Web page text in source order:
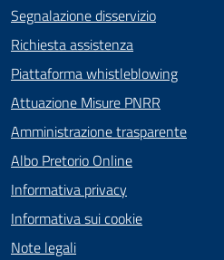
Segnalazione disservizio
Richiesta assistenza
Piattaforma whistleblowing
Attuazione Misure PNRR
Amministrazione trasparente
Albo Pretorio Online
Informativa privacy
Informativa sui cookie
Note legali